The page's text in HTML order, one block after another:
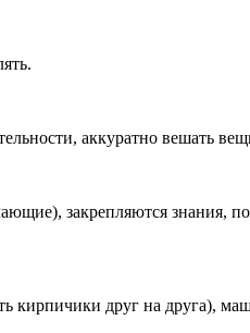
аккуратно вешать
закрепляются
друг на друга),